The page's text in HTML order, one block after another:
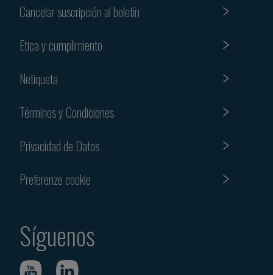
Cancelar suscripción al boletín
Etica y cumplimiento
Netiqueta
Términos y Condiciones
Privacidad de Datos
Preferenze cookie
Síguenos